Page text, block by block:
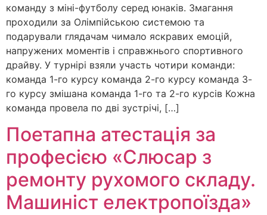
команду з міні-футболу серед юнаків. Змагання
проходили за Олімпійською системою та
подарували глядачам чимало яскравих емоцій,
напружених моментів і справжнього спортивного
драйву. У турнірі взяли участь чотири команди:
команда 1-го курсу команда 2-го курсу команда 3-
го курсу змішана команда 1-го та 2-го курсів Кожна
команда провела по дві зустрічі, […]
Поетапна атестація за
професією «Слюсар з
ремонту рухомого складу.
Машиніст електропоїзда»